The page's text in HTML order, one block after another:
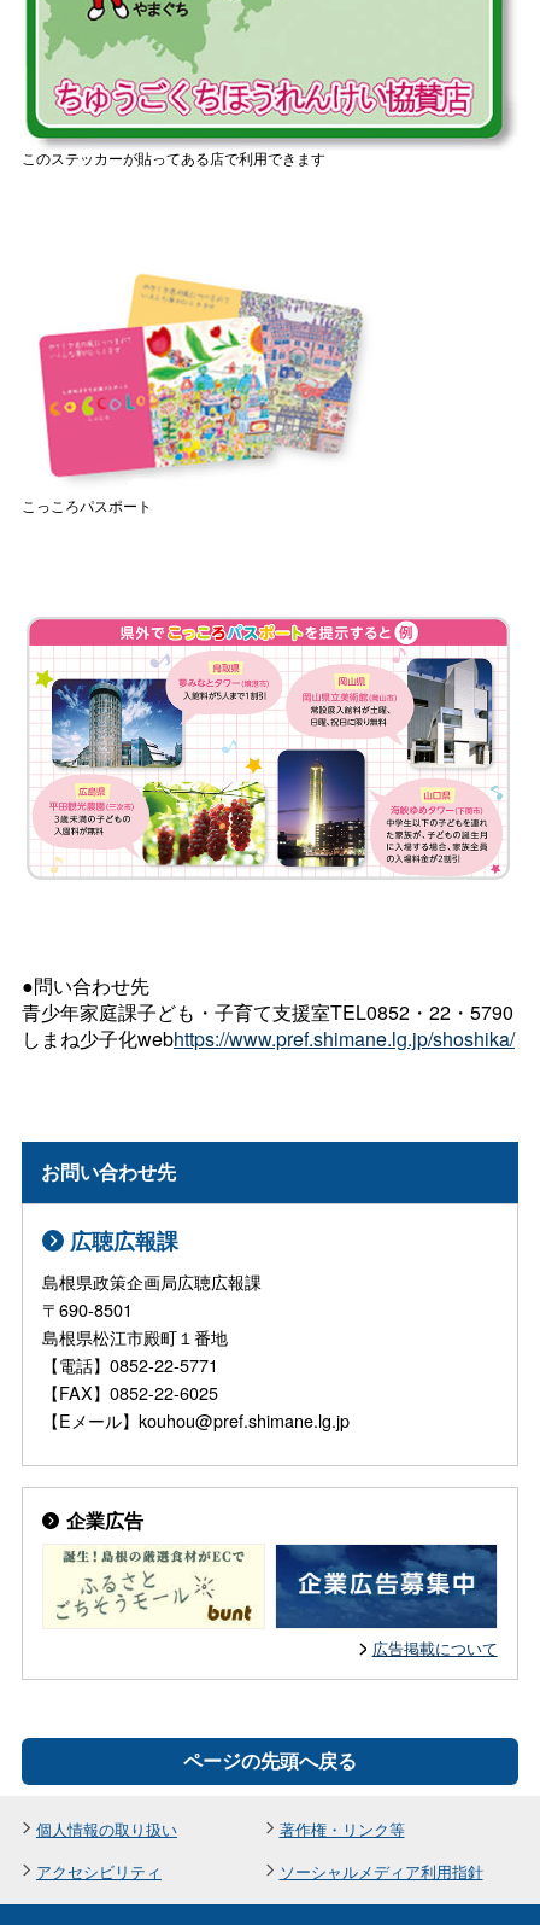
このステッカーが貼ってある店で利用できます
こっころパスポート
●問い合わせ先
青少年家庭課子ども・子育て支援室TEL0852・22・5790
しまね少子化webhttps://www.pref.shimane.lg.jp/shoshika/
お問い合わせ先
広聴広報課
島根県政策企画局広聴広報課
〒690-8501
島根県松江市殿町１番地
【電話】0852-22-5771
【FAX】0852-22-6025
【Eメール】kouhou@pref.shimane.lg.jp
企業広告
広告掲載について
ページの先頭へ戻る
個人情報の取り扱い
著作権・リンク等
アクセシビリティ
ソーシャルメディア利用指針